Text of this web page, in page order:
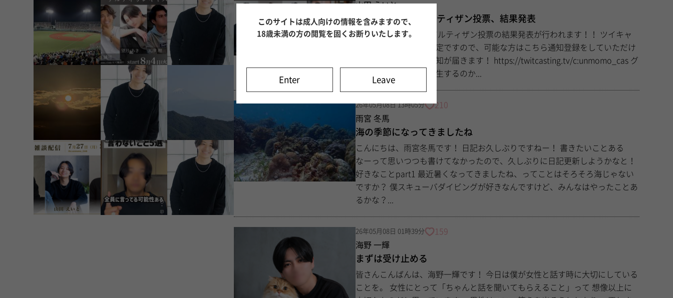
山田 えいと
【今夜】グランアルティザン投票、結果発表
ついに今夜！ グランアルティザン投票の結果発表が行われます！！ ツイキャ
スの開始予定時刻は未定ですので、可能な方はこちら通知登録をしていただけ
れば、開始と同時に通知が届きます！ https://twitcasting.tv/c:unmomo_cas グ
ランアルティザンは誕生するのか...
26年05月08日 13時05分
210
雨宮 冬馬
海の季節になってきましたね
こんにちは、雨宮冬馬です！ 日記お久しぶりですねー！ 書きたいことある
なーって思いつつも書けてなかったので、久しぶりに日記更新しようかなと！
好きなことpart1 最近暑くなってきましたね、ってことはそろそろ海じゃない
ですか？ 僕スキューバダイビングが好きなんですけど、みんなはやったことあ
るかな？...
26年05月08日 01時39分
159
海野 一輝
まずは受け止める
皆さんこんばんは、海野一輝です！ 今日は僕が女性と話す時に大切にしている
ことを。 女性にとって「ちゃんと話を聞いてもらえること」って 想像以上に
このサイトは成人向けの情報を含みますので、
18歳未満の方の閲覧を固くお断りいたします。
Enter Leave